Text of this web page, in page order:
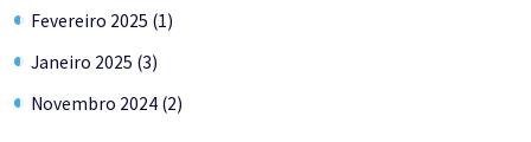
Fevereiro 2025 (1)
Janeiro 2025 (3)
Novembro 2024 (2)